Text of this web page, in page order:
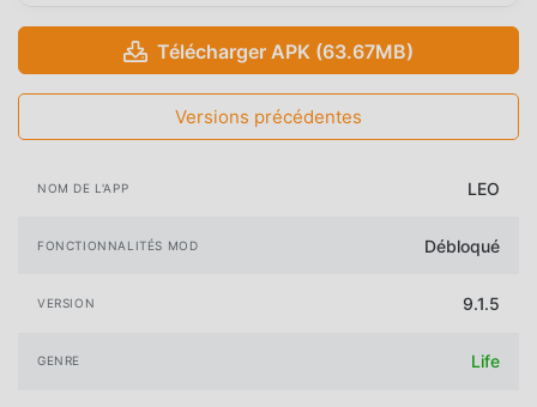
Télécharger APK (63.67MB)
Versions précédentes
NOM DE L'APP LEO
FONCTIONNALITÉS MOD Débloqué
VERSION 9.1.5
GENRE Life